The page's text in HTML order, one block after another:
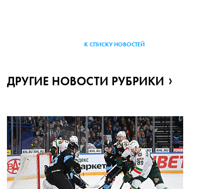
К СПИСКУ НОВОСТЕЙ
ДРУГИЕ НОВОСТИ РУБРИКИ